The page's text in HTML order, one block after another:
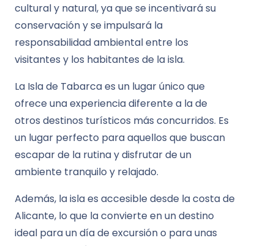
cultural y natural, ya que se incentivará su
conservación y se impulsará la
responsabilidad ambiental entre los
visitantes y los habitantes de la isla.
La Isla de Tabarca es un lugar único que
ofrece una experiencia diferente a la de
otros destinos turísticos más concurridos. Es
un lugar perfecto para aquellos que buscan
escapar de la rutina y disfrutar de un
ambiente tranquilo y relajado.
Además, la isla es accesible desde la costa de
Alicante, lo que la convierte en un destino
ideal para un día de excursión o para unas